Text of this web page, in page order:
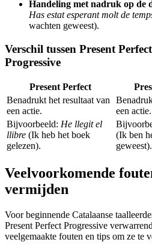
Handeling met nadruk op de
Has estat esperant molt de
wachten geweest).
Verschil tussen Present
Progressive
Present Perfect
Benadrukt het resultaat van
een actie.
een actie.
Bijvoorbeeld: He llegit el
llibre (Ik heb het boek
gelezen).
(Ik ben
geweest).
Veelvoorkomende
vermijden
Voor beginnende Catalaanse
Present Perfect Progressive
veelgemaakte fouten en tips om ze te